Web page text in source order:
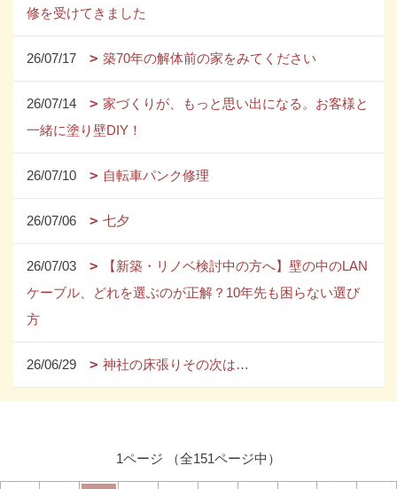
修を受けてきました
26/07/17 築70年の解体前の家をみてください
26/07/14
家づくりが、もっと思い出になる。お客様と
一緒に塗り壁DIY！
26/07/10 自転車パンク修理
26/07/06 七夕
26/07/03
【新築・リノベ検討中の方へ】壁の中のLAN
ケーブル、どれを選ぶのが正解？10年先も困らない選び
方
26/06/29 神社の床張りその次は…
1ページ （全151ページ中）